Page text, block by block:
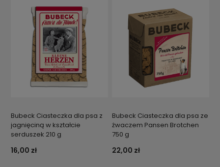
Bubeck Ciasteczka dla psa z
jagnięciną w kształcie
serduszek 210 g
16,00 zł
Bubeck Ciasteczka dla psa ze
żwaczem Pansen Brotchen
750 g
22,00 zł